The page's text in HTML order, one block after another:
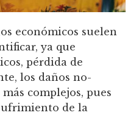
económicos suelen
ya que
pérdida de
los daños no-
complejos, pues
de la